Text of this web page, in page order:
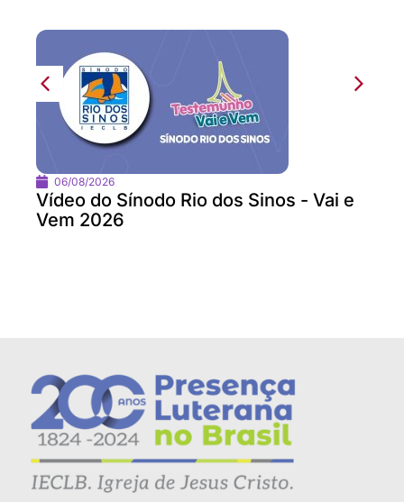
06/08/2026
Vídeo do Sínodo Rio dos Sinos - Vai e
Vem 2026